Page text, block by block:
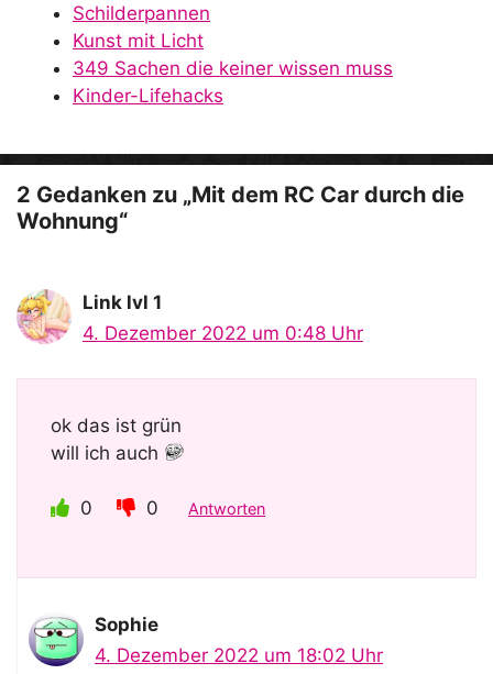
d
e
o
Schilderpannen
Kunst mit Licht
349 Sachen die keiner wissen muss
Kinder-Lifehacks
2 Gedanken zu „Mit dem RC Car durch die
Wohnung“
Link lvl 1
4. Dezember 2022 um 0:48 Uhr
ok das ist grün
will ich auch
0 0 Antworten
Sophie
4. Dezember 2022 um 18:02 Uhr